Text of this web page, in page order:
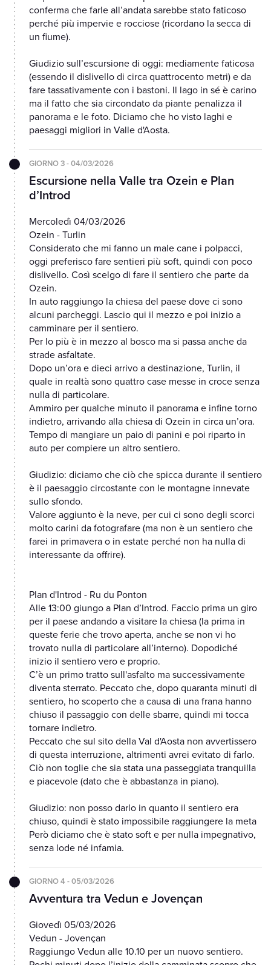
conferma che farle all’andata sarebbe stato faticoso
perché più impervie e rocciose (ricordano la secca di
un fiume).
Giudizio sull’escursione di oggi: mediamente faticosa
(essendo il dislivello di circa quattrocento metri) e da
fare tassativamente con i bastoni. Il lago in sé è carino
ma il fatto che sia circondato da piante penalizza il
panorama e le foto. Diciamo che ho visto laghi e
paesaggi migliori in Valle d'Aosta.
GIORNO 3 - 04/03/2026
Escursione nella Valle tra Ozein e Plan
d’Introd
Mercoledì 04/03/2026
Ozein - Turlin
Considerato che mi fanno un male cane i polpacci,
oggi preferisco fare sentieri più soft, quindi con poco
dislivello. Così scelgo di fare il sentiero che parte da
Ozein.
In auto raggiungo la chiesa del paese dove ci sono
alcuni parcheggi. Lascio qui il mezzo e poi inizio a
camminare per il sentiero.
Per lo più è in mezzo al bosco ma si passa anche da
strade asfaltate.
Dopo un’ora e dieci arrivo a destinazione, Turlin, il
quale in realtà sono quattro case messe in croce senza
nulla di particolare.
Ammiro per qualche minuto il panorama e infine torno
indietro, arrivando alla chiesa di Ozein in circa un’ora.
Tempo di mangiare un paio di panini e poi riparto in
auto per compiere un altro sentiero.
Giudizio: diciamo che ciò che spicca durante il sentiero
è il paesaggio circostante con le montagne innevate
sullo sfondo.
Valore aggiunto è la neve, per cui ci sono degli scorci
molto carini da fotografare (ma non è un sentiero che
farei in primavera o in estate perché non ha nulla di
interessante da offrire).
Plan d'Introd - Ru du Ponton
Alle 13:00 giungo a Plan d’Introd. Faccio prima un giro
per il paese andando a visitare la chiesa (la prima in
queste ferie che trovo aperta, anche se non vi ho
trovato nulla di particolare all’interno). Dopodiché
inizio il sentiero vero e proprio.
C’è un primo tratto sull'asfalto ma successivamente
diventa sterrato. Peccato che, dopo quaranta minuti di
sentiero, ho scoperto che a causa di una frana hanno
chiuso il passaggio con delle sbarre, quindi mi tocca
tornare indietro.
Peccato che sul sito della Val d'Aosta non avvertissero
di questa interruzione, altrimenti avrei evitato di farlo.
Ciò non toglie che sia stata una passeggiata tranquilla
e piacevole (dato che è abbastanza in piano).
Giudizio: non posso darlo in quanto il sentiero era
chiuso, quindi è stato impossibile raggiungere la meta
Però diciamo che è stato soft e per nulla impegnativo,
senza lode né infamia.
GIORNO 4 - 05/03/2026
Avventura tra Vedun e Jovençan
Giovedì 05/03/2026
Vedun - Jovençan
Raggiungo Vedun alle 10.10 per un nuovo sentiero.